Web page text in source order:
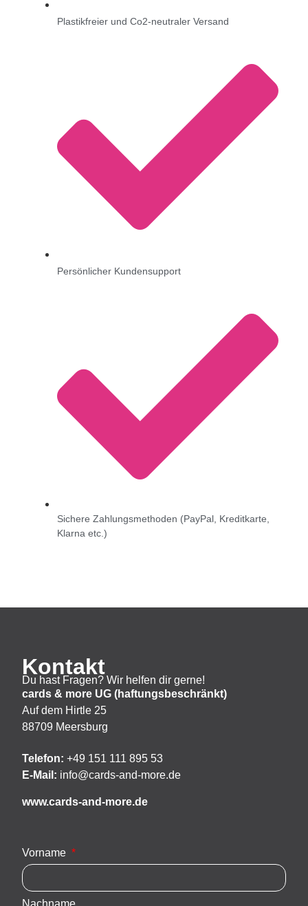
Plastikfreier und Co2-neutraler Versand
Persönlicher Kundensupport
Sichere Zahlungsmethoden (PayPal, Kreditkarte,
Klarna etc.)
Kontakt
Du hast Fragen? Wir helfen dir gerne!
cards & more UG (haftungsbeschränkt)
Auf dem Hirtle 25
88709 Meersburg
Telefon:+49 151 111 895 53
E-Mail: info@cards-and-more.de
www.cards-and-more.de
Vorname